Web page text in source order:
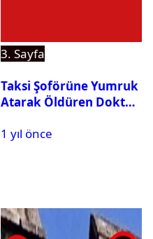
3. Sayfa
Taksi Şoförüne Yumruk
Atarak Öldüren Doktor
1 yıl önce